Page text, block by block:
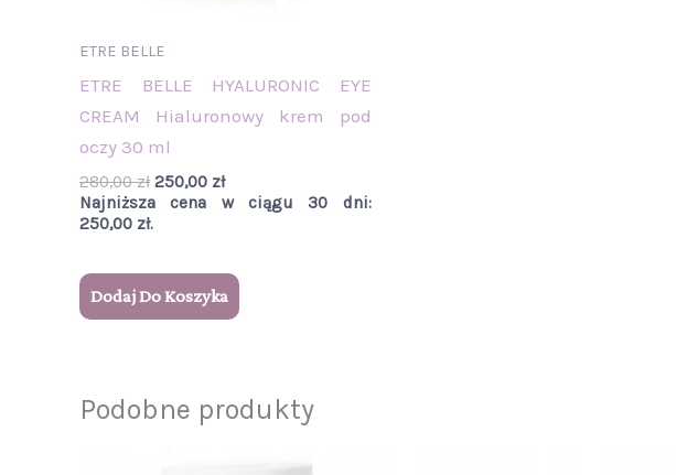
ETRE BELLE
ETRE BELLE HYALURONIC EYE
CREAM Hialuronowy krem pod
oczy 30 ml
280,00zł 250,00 zł
Najniższa cena w ciągu 30 dni:
250,00 zł.
Dodaj Do Koszyka
Podobne produkty